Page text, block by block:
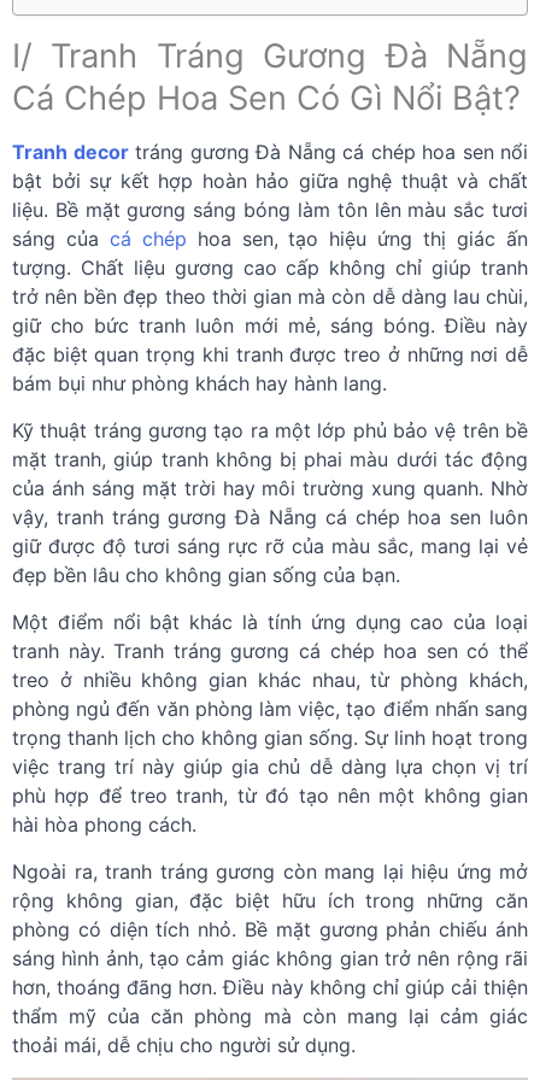
I/ Tranh Tráng Gương Đà Nẵng
Cá Chép Hoa Sen Có Gì Nổi Bật?
Tranh decortráng gương Đà Nẵng cá chép hoa sen nổi
bật bởi sự kết hợp hoàn hảo giữa nghệ thuật và chất
liệu. Bề mặt gương sáng bóng làm tôn lên màu sắc tươi
sáng của cá chép hoa sen, tạo hiệu ứng thị giác ấn
tượng. Chất liệu gương cao cấp không chỉ giúp tranh
trở nên bền đẹp theo thời gian mà còn dễ dàng lau chùi,
giữ cho bức tranh luôn mới mẻ, sáng bóng. Điều này
đặc biệt quan trọng khi tranh được treo ở những nơi dễ
bám bụi như phòng khách hay hành lang.
Kỹ thuật tráng gương tạo ra một lớp phủ bảo vệ trên bề
mặt tranh, giúp tranh không bị phai màu dưới tác động
của ánh sáng mặt trời hay môi trường xung quanh. Nhờ
vậy, tranh tráng gương Đà Nẵng cá chép hoa sen luôn
giữ được độ tươi sáng rực rỡ của màu sắc, mang lại vẻ
đẹp bền lâu cho không gian sống của bạn.
Một điểm nổi bật khác là tính ứng dụng cao của loại
tranh này. Tranh tráng gương cá chép hoa sen có thể
treo ở nhiều không gian khác nhau, từ phòng khách,
phòng ngủ đến văn phòng làm việc, tạo điểm nhấn sang
trọng thanh lịch cho không gian sống. Sự linh hoạt trong
việc trang trí này giúp gia chủ dễ dàng lựa chọn vị trí
phù hợp để treo tranh, từ đó tạo nên một không gian
hài hòa phong cách.
Ngoài ra, tranh tráng gương còn mang lại hiệu ứng mở
rộng không gian, đặc biệt hữu ích trong những căn
phòng có diện tích nhỏ. Bề mặt gương phản chiếu ánh
sáng hình ảnh, tạo cảm giác không gian trở nên rộng rãi
hơn, thoáng đãng hơn. Điều này không chỉ giúp cải thiện
thẩm mỹ của căn phòng mà còn mang lại cảm giác
thoải mái, dễ chịu cho người sử dụng.